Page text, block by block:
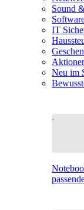
Sound
IT
Neu im